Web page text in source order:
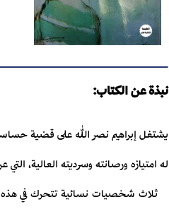
نبذة عن الكتاب:
يشتغل إبراهيم نصر الله على قضية
له امتيازه ورصانته وسرديته العالية،
ثلاث شخصيات نسائية تتحرك في هذه